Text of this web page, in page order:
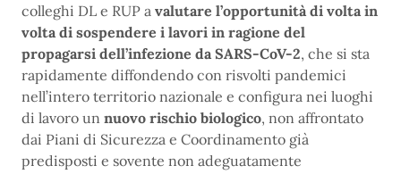
colleghi DL e RUP a valutare l’opportunità di volta in
volta di sospendere i lavori in ragione del
propagarsi dell’infezione da SARS-CoV-2, che si sta
rapidamente diffondendo con risvolti pandemici
nell’intero territorio nazionale e configura nei luoghi
di lavoro un nuovo rischio biologico, non affrontato
dai Piani di Sicurezza e Coordinamento già
predisposti e sovente non adeguatamente